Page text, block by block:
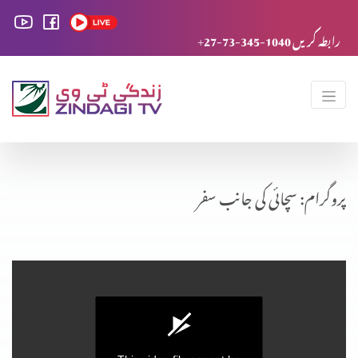
+27-73-345-1040 رابطہ کریں
پروگرام: سچائی کی جانب سفر